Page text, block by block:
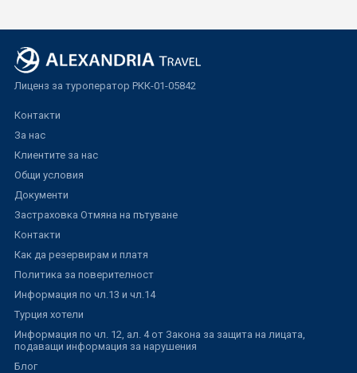
Лиценз за туроператор РКК-01-05842
Контакти
За нас
Клиентите за нас
Общи условия
Документи
Застраховка Отмяна на пътуване
Контакти
Как да резервирам и платя
Политика за поверителност
Информация по чл.13 и чл.14
Турция хотели
Информация по чл. 12, ал. 4 от Закона за защита на лицата,
подаващи информация за нарушения
Блог